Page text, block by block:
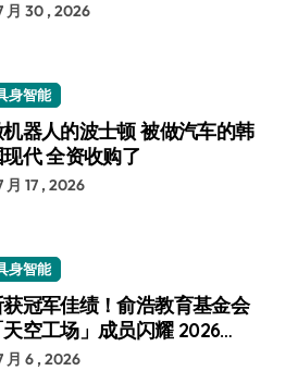
月 30 , 2026
身智能
器人的波士顿 被做汽车的韩
现代 全资收购了
月 17 , 2026
身智能
冠军佳绩！俞浩教育基金会
天空工场」成员闪耀 2026
机器人世界杯
月 6 , 2026